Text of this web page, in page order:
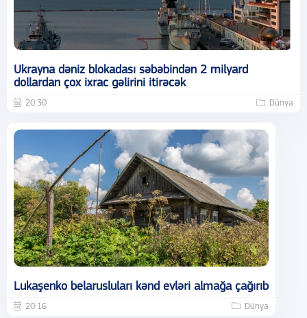
Ukrayna dəniz blokadası səbəbindən 2 milyard
dollardan çox ixrac gəlirini itirəcək
20:30 Dünya
Lukaşenko belarusluları kənd evləri almağa çağırıb
20:16 Dünya